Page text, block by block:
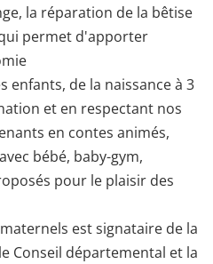
la réparation de la bêtise
permet d'apporter
enfants, de la naissance à 3
et en respectant nos
en contes animés,
bébé, baby-gym,
pour le plaisir des
est signataire de la
Conseil départemental et la